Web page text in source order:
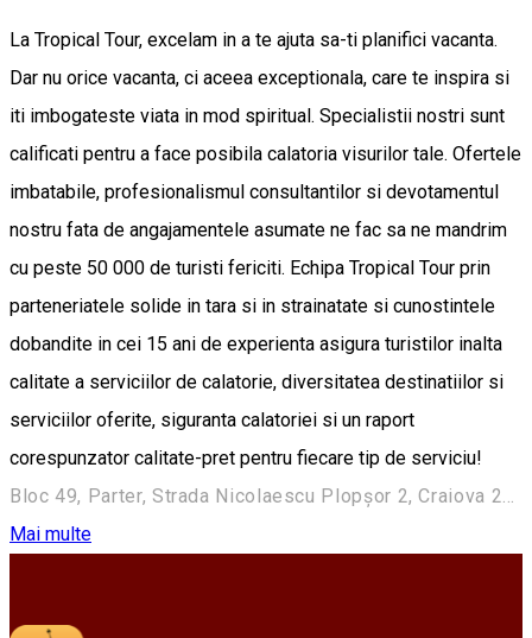
La Tropical Tour, excelam in a te ajuta sa-ti planifici vacanta.
Dar nu orice vacanta, ci aceea exceptionala, care te inspira si
iti imbogateste viata in mod spiritual. Specialistii nostri sunt
calificati pentru a face posibila calatoria visurilor tale. Ofertele
imbatabile, profesionalismul consultantilor si devotamentul
nostru fata de angajamentele asumate ne fac sa ne mandrim
cu peste 50 000 de turisti fericiti. Echipa Tropical Tour prin
parteneriatele solide in tara si in strainatate si cunostintele
dobandite in cei 15 ani de experienta asigura turistilor inalta
calitate a serviciilor de calatorie, diversitatea destinatiilor si
serviciilor oferite, siguranta calatoriei si un raport
corespunzator calitate-pret pentru fiecare tip de serviciu!
Bloc 49, Parter, Strada Nicolaescu Plopşor 2, Craiova 200733, Romania
Mai multe